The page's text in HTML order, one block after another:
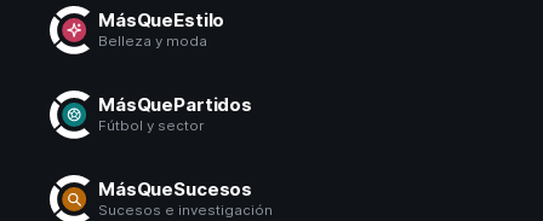
MásQueEstilo
Belleza y moda
MásQuePartidos
Fútbol y sector
MásQueSucesos
Sucesos e investigación